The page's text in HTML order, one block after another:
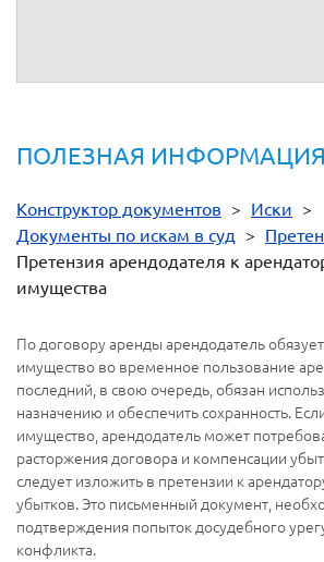
ПОЛЕЗНАЯ ИНФОРМАЦИЯ
Конструктор документов > Иски >
Документы по искам в суд >
Претензия арендодателя к
имущества
По договору аренды арендодатель
имущество во временное пользование
последний, в свою очередь, обязан
назначению и обеспечить сохранность.
имущество, арендодатель может
расторжения договора и компенсации
следует изложить в претензии к
убытков. Это письменный документ,
подтверждения попыток досудебного
конфликта.